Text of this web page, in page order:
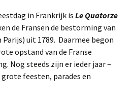
in Frankrijk is Le Quatorze
de Fransen de bestorming van
Parijs) uit 1789. Daarmee begon
opstand van de Franse
Nog steeds zijn er ieder jaar –
feesten, parades en